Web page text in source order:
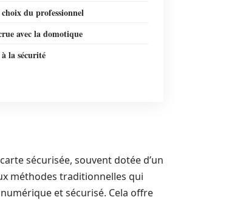
du professionnel
avec la domotique
la sécurité
sécurisée, souvent dotée d’un
méthodes traditionnelles qui
et sécurisé. Cela offre